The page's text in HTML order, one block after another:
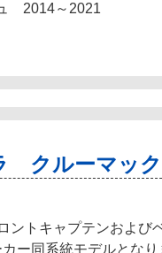
2014～2021
クルーマッ
トキャプテンおよび
ー同系統モデルとなり